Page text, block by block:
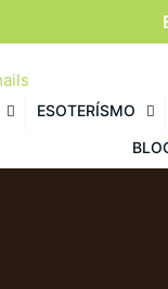
ESOTERÍSMO